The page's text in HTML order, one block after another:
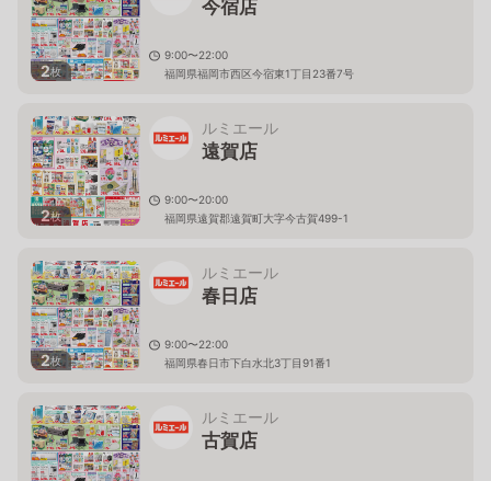
2枚
今宿店
9:00〜22:00
福岡県福岡市西区今宿東1丁目23番7号
2枚
ルミエール
遠賀店
9:00〜20:00
福岡県遠賀郡遠賀町大字今古賀499-1
2枚
ルミエール
春日店
9:00〜22:00
福岡県春日市下白水北3丁目91番1
ルミエール
古賀店